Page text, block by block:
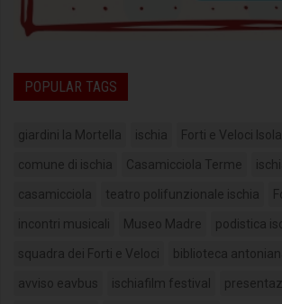
POPULAR TAGS
giardini la Mortella ischia Forti e Veloci
comune di ischia Casamicciola Terme
casamicciola teatro polifunzionale ischia
incontri musicali Museo Madre podistica
squadra dei Forti e Veloci biblioteca
avviso eavbus ischiafilm festival